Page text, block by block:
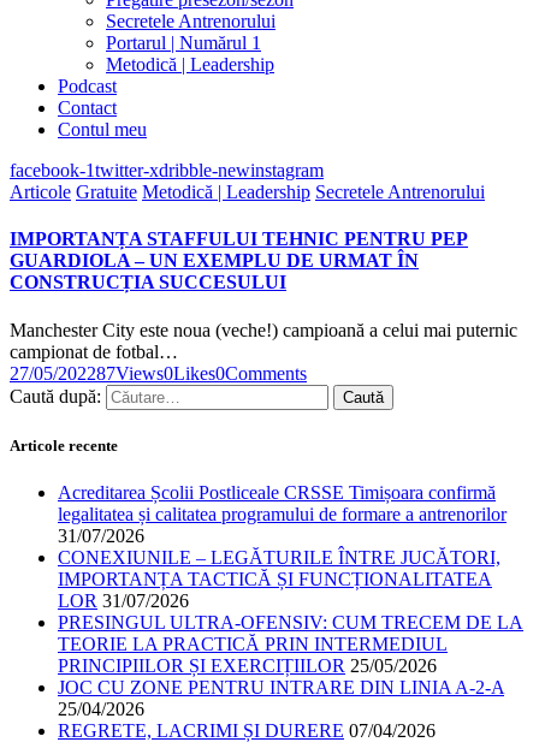
Secretele Antrenorului
Portarul | Numărul 1
Metodică | Leadership
Podcast
Contact
Contul meu
facebook-1twitter-xdribble-newinstagram
Articole Gratuite Metodică | Leadership Secretele Antrenorului
IMPORTANȚA STAFFULUI TEHNIC PENTRU PEP
GUARDIOLA – UN EXEMPLU DE URMAT ÎN
CONSTRUCȚIA SUCCESULUI
Manchester City este noua (veche!) campioană a celui mai puternic
campionat de fotbal…
27/05/202287Views0Likes0Comments
Caută după:
Articole recente
Acreditarea Școlii Postliceale CRSSE Timișoara confirmă
legalitatea și calitatea programului de formare a antrenorilor
31/07/2026
CONEXIUNILE – LEGĂTURILE ÎNTRE JUCĂTORI,
IMPORTANȚA TACTICĂ ȘI FUNCȚIONALITATEA
LOR 31/07/2026
PRESINGUL ULTRA-OFENSIV: CUM TRECEM DE LA
TEORIE LA PRACTICĂ PRIN INTERMEDIUL
PRINCIPIILOR ȘI EXERCIȚIILOR 25/05/2026
JOC CU ZONE PENTRU INTRARE DIN LINIA A-2-A
25/04/2026
REGRETE, LACRIMI ȘI DURERE 07/04/2026